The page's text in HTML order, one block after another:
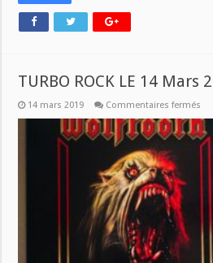
TURBO ROCK LE 14 Mars
14 mars 2019 Commentaires fermés
LE
14